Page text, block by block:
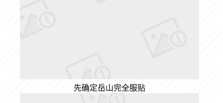
先确定岳山完全服贴